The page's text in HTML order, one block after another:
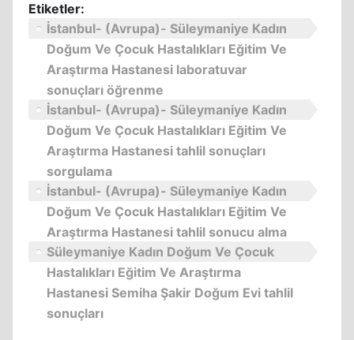
Etiketler:
İstanbul- (Avrupa)- Süleymaniye Kadın
Doğum Ve Çocuk Hastalıkları Eğitim Ve
Araştırma Hastanesi laboratuvar
sonuçları öğrenme
İstanbul- (Avrupa)- Süleymaniye Kadın
Doğum Ve Çocuk Hastalıkları Eğitim Ve
Araştırma Hastanesi tahlil sonuçları
sorgulama
İstanbul- (Avrupa)- Süleymaniye Kadın
Doğum Ve Çocuk Hastalıkları Eğitim Ve
Araştırma Hastanesi tahlil sonucu alma
Süleymaniye Kadın Doğum Ve Çocuk
Hastalıkları Eğitim Ve Araştırma
Hastanesi Semiha Şakir Doğum Evi tahlil
sonuçları